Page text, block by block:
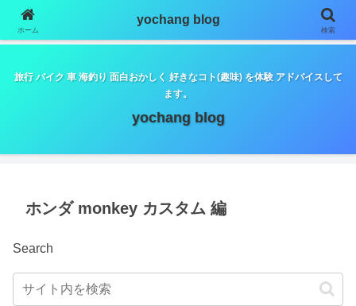
google.com, pub-5798179889932653, DIRECT,
f08c47fec0942fa0
旅行 バイク 車 海釣り 面白おかしく 好きなコト(趣味) を体験 アドバイスして
ます。
yochang blog
ホンダ monkey カスタム 編
Search
ホーム
yochang blog
検索